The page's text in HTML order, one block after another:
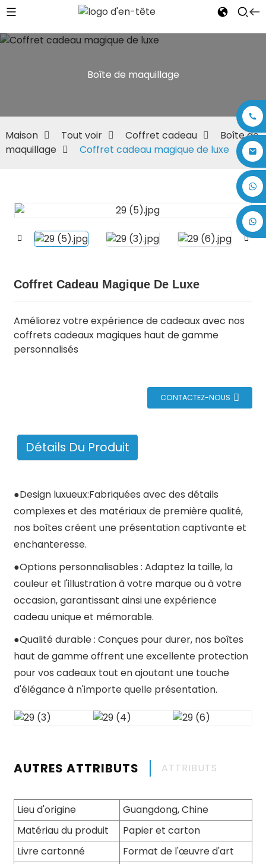
Boîte de maquillage
Maison Tout voir Coffret cadeau
Boîte de
maquillage
Coffret cadeau magique de luxe
Coffret Cadeau Magique De Luxe
Améliorez votre expérience de cadeaux avec nos
coffrets cadeaux magiques haut de gamme
personnalisés
CONTACTEZ-NOUS
Détails Du Produit
●Design luxueux:Fabriquées avec des détails
complexes et des matériaux de première qualité,
nos boîtes créent une présentation captivante et
enchanteresse.
●Options personnalisables : Adaptez la taille, la
couleur et l'illustration à votre marque ou à votre
occasion, garantissant ainsi une expérience
cadeau unique et mémorable.
●Qualité durable : Conçues pour durer, nos boîtes
haut de gamme offrent une excellente protection
pour vos cadeaux tout en ajoutant une touche
d'élégance à n'importe quelle présentation.
AUTRES ATTRIBUTS ATTRIBUTS
Lieu d'origine
Guangdong, Chine
Matériau du produit
Papier et carton
Livre cartonné
Format de l'œuvre d'art